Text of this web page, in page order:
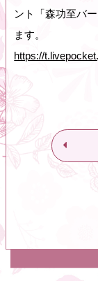
ント「森功至バ
ます。
https://